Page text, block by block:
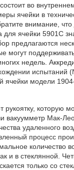
во
ячейки в
внимание,
для ячейки 5901C
предлагаются
могут
недель.
испытаний
ячейки модели
рукоятку, которую
вакуумметр Мак-
удаленного
процесс
количество
и в стеклянной.
только со